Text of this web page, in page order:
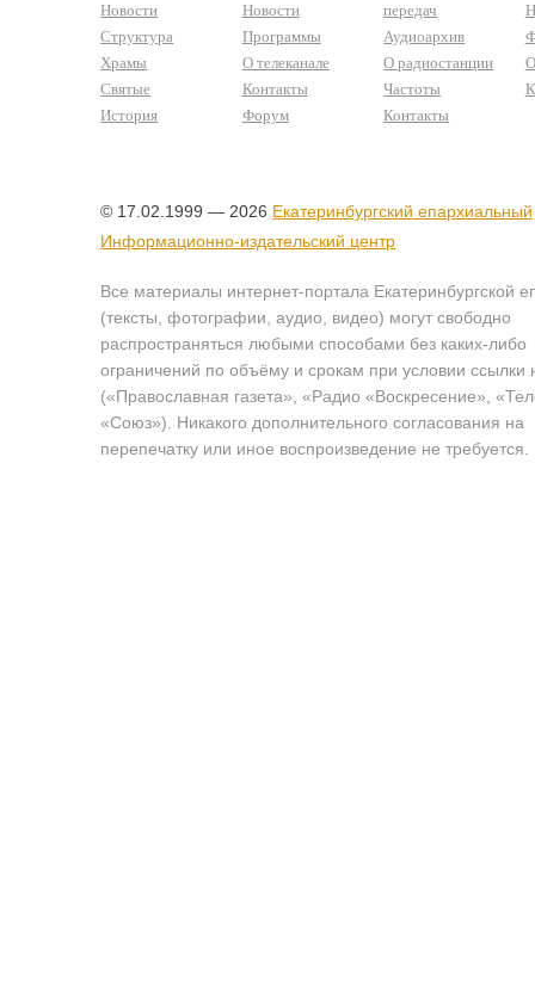
Новости
Структура
Храмы
Святые
История
Новости
Программы
О телеканале
Контакты
Форум
передач
Аудиоархив
О радиостанции
Частоты
Контакты
© 17.02.1999 — 2026 Екатеринбургский епархиальный
Информационно-издательский центр
Все материалы интернет-портала Екатеринбургской
(тексты, фотографии, аудио, видео) могут свободно
распространяться любыми способами без каких-либо
ограничений по объёму и срокам при условии ссылки
(«Православная газета», «Радио «Воскресение»,
«Союз»). Никакого дополнительного согласования на
перепечатку или иное воспроизведение не требуется.